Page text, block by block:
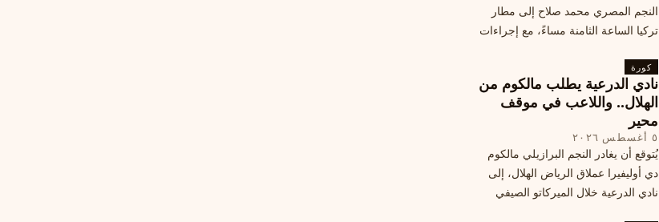
النجم المصري محمد صلاح إلى مطار
تركيا الساعة الثامنة مساءً، مع إجراءات
جديد ومكافآت مالية.
كورة
نادي الدرعية يطلب مالكوم من
الهلال.. واللاعب في موقف
محير
٥ أغسطس ٢٠٢٦
يُتوقع أن يغادر النجم البرازيلي مالكوم
دي أوليفيرا عملاق الرياض الهلال، إلى
نادي الدرعية خلال الميركاتو الصيفي